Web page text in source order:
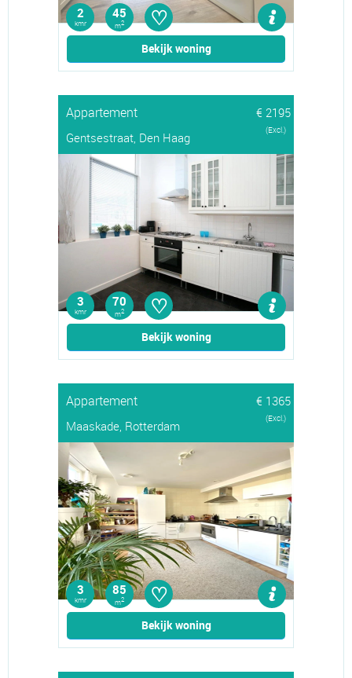
2
kmr
45
m2 ♡
Bekijk woning
Appartement
€ 2195
Gentsestraat, Den Haag
(Excl.)
3
kmr
70
m2 ♡
Bekijk woning
Appartement
€ 1365
Maaskade, Rotterdam
(Excl.)
3
kmr
85
m2 ♡
Bekijk woning